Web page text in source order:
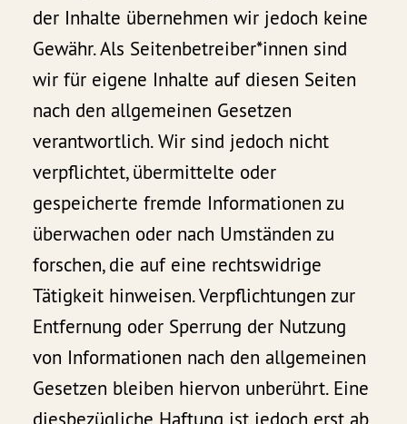
der Inhalte übernehmen wir jedoch keine
Gewähr. Als Seitenbetreiber*innen sind
wir für eigene Inhalte auf diesen Seiten
nach den allgemeinen Gesetzen
verantwortlich. Wir sind jedoch nicht
verpflichtet, übermittelte oder
gespeicherte fremde Informationen zu
überwachen oder nach Umständen zu
forschen, die auf eine rechtswidrige
Tätigkeit hinweisen. Verpflichtungen zur
Entfernung oder Sperrung der Nutzung
von Informationen nach den allgemeinen
Gesetzen bleiben hiervon unberührt. Eine
diesbezügliche Haftung ist jedoch erst ab